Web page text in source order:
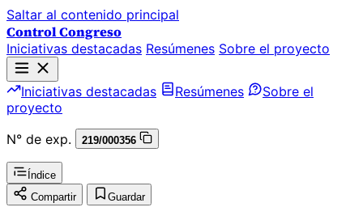
Saltar al contenido principal
Control Congreso
Iniciativas destacadas Resúmenes Sobre el proyecto
Iniciativas destacadas Resúmenes
Sobre el
proyecto
N° de exp.
219/000356
Índice
Compartir
Guardar